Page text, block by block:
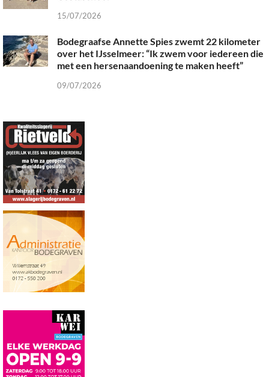
15/07/2026
Bodegraafse Annette Spies zwemt 22 kilometer
over het IJsselmeer: “Ik zwem voor iedereen die
met een hersenaandoening te maken heeft”
09/07/2026